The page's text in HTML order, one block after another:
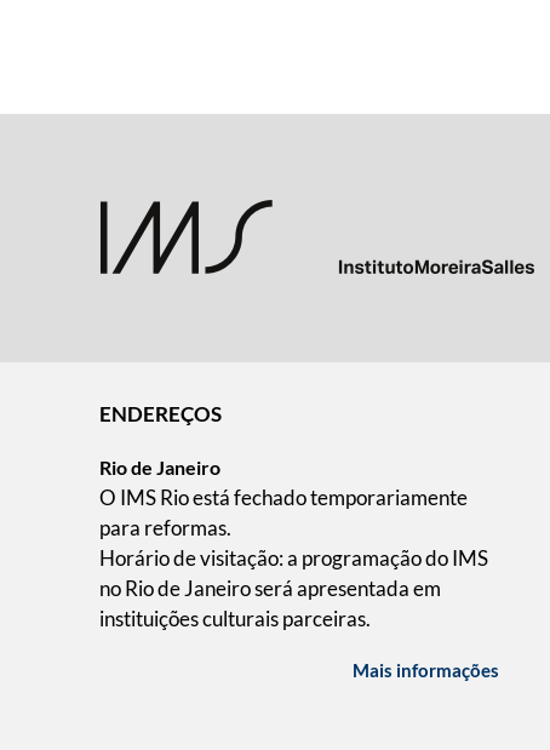
ENDEREÇOS
Rio de Janeiro
O IMS Rio está fechado temporariamente
para reformas.
Horário de visitação: a programação do IMS
no Rio de Janeiro será apresentada em
instituições culturais parceiras.
Mais informações